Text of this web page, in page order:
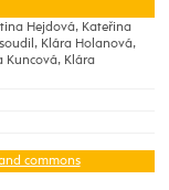
Hejdová, Kateřina
Klára Holanová,
Kuncová, Klára
commons